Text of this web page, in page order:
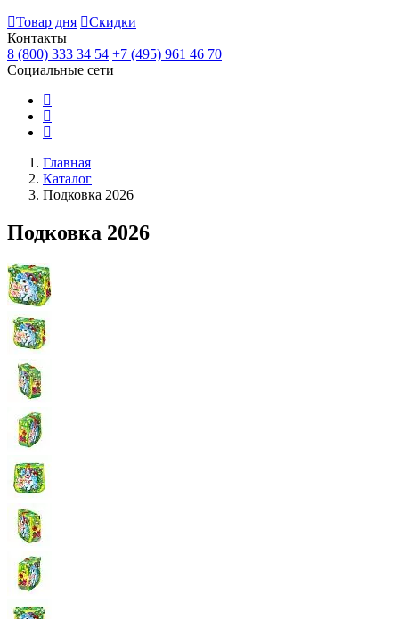
Товар дня
Скидки
Контакты
8 (800) 333 34 54 +7 (495) 961 46 70
Социальные сети
Главная
Каталог
Подковка 2026
Подковка 2026